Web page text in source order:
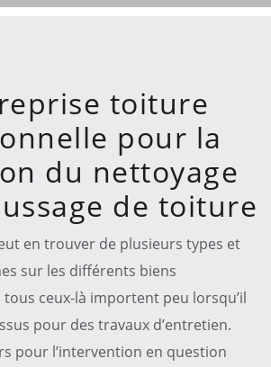
toiture
pour la
du nettoyage
de toiture
en trouver de plusieurs types et
sur les différents biens
ceux-là importent peu lorsqu’il
pour des travaux d’entretien.
pour l’intervention en question